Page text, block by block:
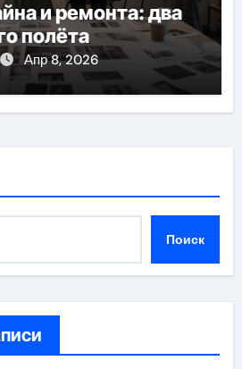
и ремонта: два
полёта
Апр 8, 2026
Поиск